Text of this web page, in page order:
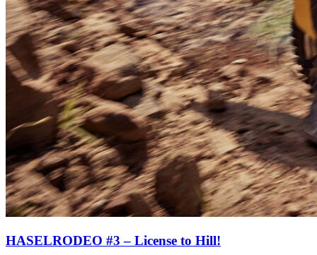
HASELRODEO #3 – License to Hill!